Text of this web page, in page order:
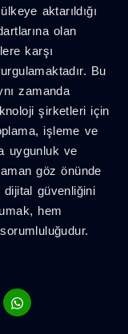
aktarıldığı
olan
karşı
Bu
zamanda
şirketleri için
işleme ve
uygunluk ve
göz önünde
dijital güvenliğini
hem